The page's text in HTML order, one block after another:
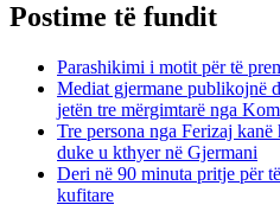
Postime të fundit
Parashikimi i motit për të
Mediat gjermane publikojnë
jetën tre mërgimtarë nga
Tre persona nga Ferizaj
duke u kthyer në Gjermani
Deri në 90 minuta pritje për
kufitare